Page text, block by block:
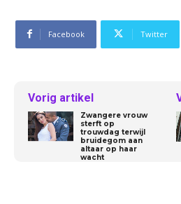
Facebook Twitter
Vorig artikel
Zwangere vrouw
sterft op
trouwdag terwijl
bruidegom aan
altaar op haar
wacht